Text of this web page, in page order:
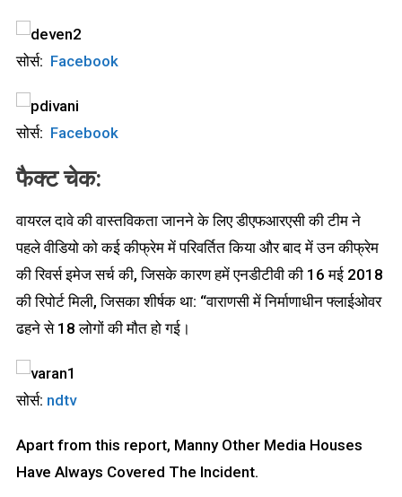
सोर्स: Facebook
सोर्स: Facebook
फैक्ट चेक:
वायरल दावे की वास्तविकता जानने के लिए डीएफआरएसी की टीम ने
पहले वीडियो को कई कीफ्रेम में परिवर्तित किया और बाद में उन कीफ्रेम
की रिवर्स इमेज सर्च की, जिसके कारण हमें एनडीटीवी की 16 मई 2018
की रिपोर्ट मिली, जिसका शीर्षक था: “वाराणसी में निर्माणाधीन फ्लाईओवर
ढहने से 18 लोगों की मौत हो गई।
सोर्स: ndtv
Apart from this report, Manny Other Media Houses
Have Always Covered The Incident.